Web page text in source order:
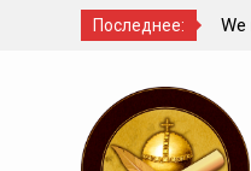
Последнее:
Law under
содержимому